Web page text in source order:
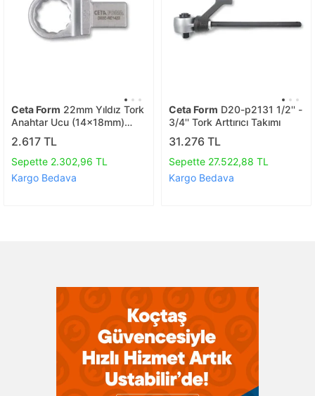
Ceta Form 22mm Yıldız Tork
Anahtar Ucu (14x18mm)
D02e-re1422
2.617 TL
Sepette 2.302,96 TL
Kargo Bedava
Ceta Form D20-p2131 1/2'' -
3/4'' Tork Arttırıcı Takımı
31.276 TL
Sepette 27.522,88 TL
Kargo Bedava